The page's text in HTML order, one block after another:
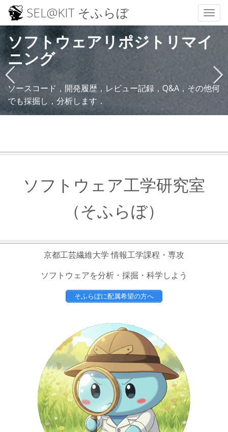
content
SEL@KIT そふらぼ
ソフトウェアリポジトリマイ
ニング
ソースコード，開発履歴，レビュー記録，Q&A，その他何
でも採掘し，分析します．
ソフトウェアバグ予測
データマイニング技術により，ソフトウェア中の不具合を
検出する手法を研究しています．
ソフトウェアのバグに詳しくなれますよ！
ソフトウェア開発可視化
見えにくいソフトウェア開発を可視化する技術を研究して
います．
あくあたん
水槽を監視するロボットとBlueSkyのbot
そふらぼには自作IoTデバイスで制御される水槽がありま
す．
Previous Next
ソフトウェア工学研究室
（そふらぼ）
京都工芸繊維大学 情報工学課程・専攻
ソフトウェアを分析・採掘・科学しよう
そふらぼに配属希望の方へ